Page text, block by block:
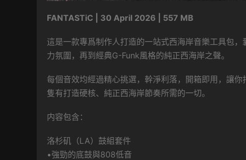
FANTASTiC | 30 April 2026 | 557 MB
這是一款專爲制作人打造的一站式西海岸音樂工具包
力氛圍，再到經典G-Funk風格的純正西海岸之聲。
每個音效均經過精心挑選，幹淨利落，開箱即用，讓
隻有打造硬核、純正西海岸節奏所需的一切。
内容包含：
洛杉矶（LA）鼓組套件
•強勁的底鼓與808低音